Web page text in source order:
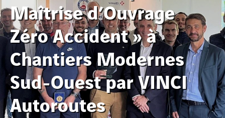
Maîtrise d’Ouvrage
Zéro Accident » à
Chantiers Modernes
Sud-Ouest par VINCI
Autoroutes